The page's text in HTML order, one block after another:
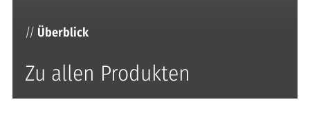
// Überblick
Zu allen Produkten